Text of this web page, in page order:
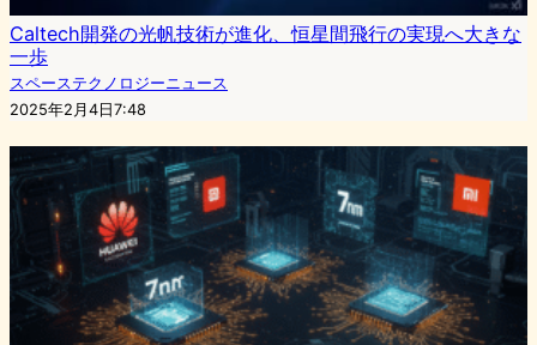
Caltech開発の光帆技術が進化、恒星間飛行の実現へ大きな
一歩
スペーステクノロジーニュース
2025年2月4日7:48